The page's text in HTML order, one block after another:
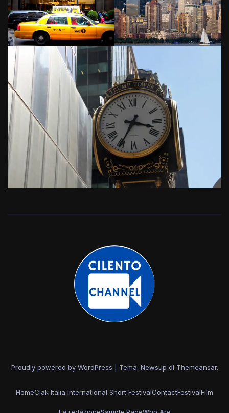
Proudly powered by WordPress Tema: Newsup di Themeansar.
HomeCiak Italia International Short FestivalContactFestivalFilm